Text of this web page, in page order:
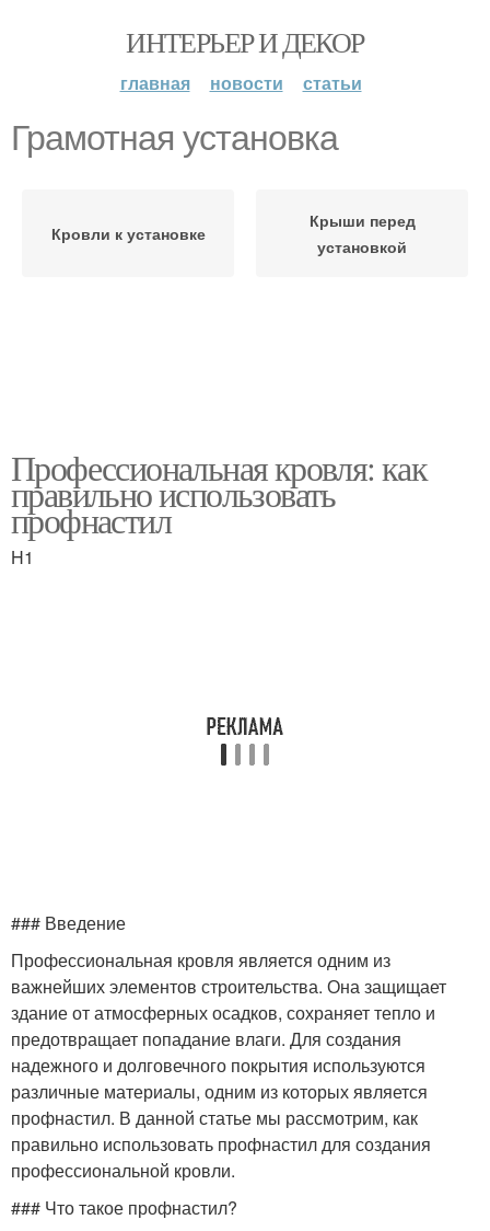
ИНТЕРЬЕР И ДЕКОР
главная новости статьи
Грамотная установка
Кровли к установке
Крыши перед
установкой
Профессиональная кровля: как
правильно использовать
профнастил
H1
### Введение
Профессиональная кровля является одним из
важнейших элементов строительства. Она защищает
здание от атмосферных осадков, сохраняет тепло и
предотвращает попадание влаги. Для создания
надежного и долговечного покрытия используются
различные материалы, одним из которых является
профнастил. В данной статье мы рассмотрим, как
правильно использовать профнастил для создания
профессиональной кровли.
### Что такое профнастил?